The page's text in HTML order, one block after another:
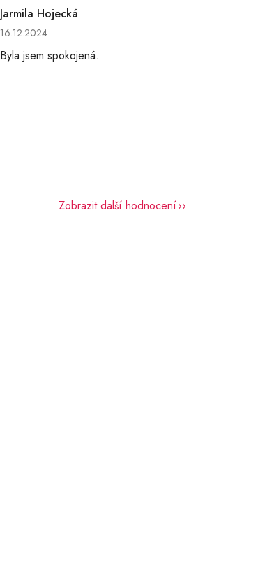
Jarmila Hojecká
Hodnocení obchodu je 5 z 5 hvězdiček.
16.12.2024
Byla jsem spokojená.
Zobrazit další hodnocení